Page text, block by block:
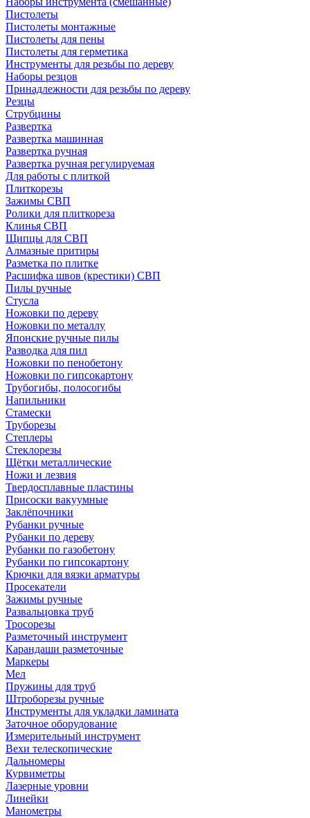
Пистолеты
Пистолеты монтажные
Пистолеты для пены
Пистолеты для герметика
Инструменты для резьбы по дереву
Наборы резцов
Принадлежности для резьбы по дереву
Резцы
Струбцины
Развертка
Развертка машинная
Развертка ручная
Развертка ручная регулируемая
Для работы с плиткой
Плиткорезы
Зажимы СВП
Ролики для плиткореза
Клинья СВП
Щипцы для СВП
Алмазные притиры
Разметка по плитке
Расшифка швов (крестики) СВП
Пилы ручные
Стусла
Ножовки по дереву
Ножовки по металлу
Японские ручные пилы
Разводка для пил
Ножовки по пенобетону
Ножовки по гипсокартону
Трубогибы, полосогибы
Напильники
Стамески
Труборезы
Степлеры
Стеклорезы
Щётки металлические
Ножи и лезвия
Твердосплавные пластины
Присоски вакуумные
Заклёпочники
Рубанки ручные
Рубанки по дереву
Рубанки по газобетону
Рубанки по гипсокартону
Крючки для вязки арматуры
Просекатели
Зажимы ручные
Развальцовка труб
Тросорезы
Разметочный инструмент
Карандаши разметочные
Маркеры
Мел
Пружины для труб
Штроборезы ручные
Инструменты для укладки ламината
Заточное оборудование
Измерительный инструмент
Вехи телескопические
Дальномеры
Курвиметры
Лазерные уровни
Линейки
Манометры